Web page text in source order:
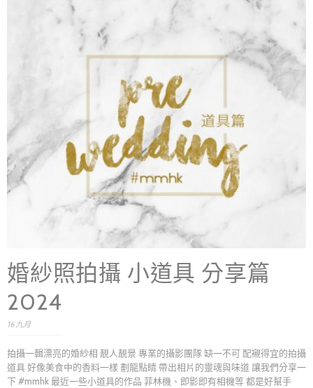
婚紗照拍攝 小道具 分享篇
2024
16 九月
拍攝一輯漂亮的婚紗相 靚人靚景 專業的攝影團隊 缺一不可 配襯得宜的拍攝
道具 好像美食中的香料一樣 劃龍點睛 帶出相片的靈魂與味道 讓我們分享一
下 #mmhk 最近一些小道具的作品 菲林機、即影即有相機等 都是好幫手